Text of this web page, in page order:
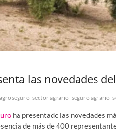
las novedades
agroseguro sector agrario seguro agrario
ha presentado las novedades
de más de 400